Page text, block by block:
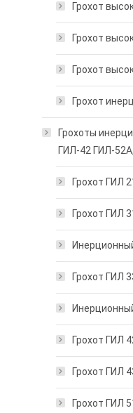
Грохот
Грохот
Грохот
Грохот
Грохоты
ГИЛ-42 ГИЛ-
Грохот ГИЛ
Грохот ГИЛ
Грохот ГИЛ
Грохот ГИЛ
Грохот ГИЛ
Грохот ГИЛ